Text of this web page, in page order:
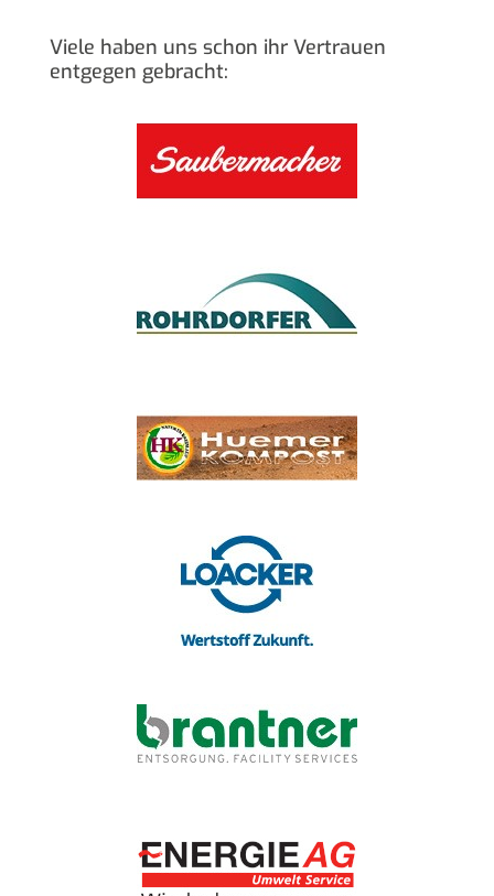
Viele haben uns schon ihr Vertrauen
entgegen gebracht: